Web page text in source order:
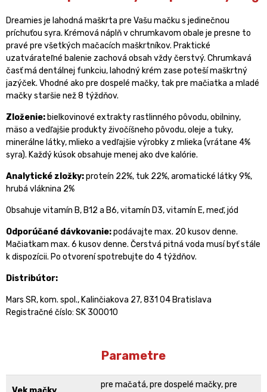
Dreamies je lahodná maškrta pre Vašu mačku s jedinečnou
príchuťou syra. Krémová náplň v chrumkavom obale je presne to
pravé pre všetkých mačacích maškrtníkov. Praktické
uzatvárateľné balenie zachová obsah vždy čerstvý. Chrumkavá
časť má dentálnej funkciu, lahodný krém zase poteší maškrtný
jazýček. Vhodné ako pre dospelé mačky, tak pre mačiatka a mladé
mačky staršie než 8 týždňov.
Zloženie: bielkovinové extrakty rastlinného pôvodu, obilniny,
mäso a vedľajšie produkty živočíšneho pôvodu, oleje a tuky,
minerálne látky, mlieko a vedľajšie výrobky z mlieka (vrátane 4%
syra). Každý kúsok obsahuje menej ako dve kalórie.
Analytické zložky:proteín 22%, tuk 22%, aromatické látky 9%,
hrubá vláknina 2%
Obsahuje vitamín B, B12 a B6, vitamín D3, vitamín E, meď, jód
Odporúčané dávkovanie:podávajte max. 20 kusov denne.
Mačiatkam max. 6 kusov denne. Čerstvá pitná voda musí byť stále
k dispozícii. Po otvorení spotrebujte do 4 týždňov.
Distribútor:
Mars SR, kom. spol., Kalinčiakova 27, 831 04 Bratislava
Registračné číslo: SK 300010
Parametre
pre mačatá, pre dospelé mačky, pre